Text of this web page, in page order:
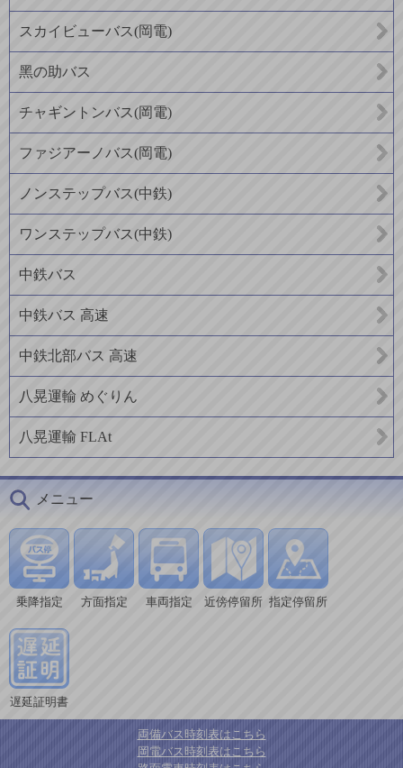
スカイビューバス(岡電)
黑の助バス
チャギントンバス(岡電)
ファジアーノバス(岡電)
ノンステップバス(中鉄)
ワンステップバス(中鉄)
中鉄バス
中鉄バス 高速
中鉄北部バス 高速
八晃運輸 めぐりん
八晃運輸 FLAt
メニュー
乗降指定 方面指定 車両指定 近傍停留所 指定停留所
遅延証明書
両備バス時刻表はこちら
岡電バス時刻表はこちら